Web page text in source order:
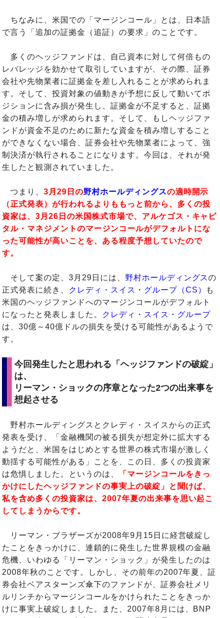
ちなみに、米国での「マージンコール」とは、日本語
で言う「追加の証拠金（追証）の要求」のことです。
多くのヘッジファンドは、自己資本に対して何倍もの
レバレッジを効かせて取引していますが、その際、証券
会社や先物業者に証拠金を差し入れることが求められま
す。そして、投資対象の値動きが予想に反して動いてポ
ジションに含み損が発生し、証拠金が不足すると、証拠
金の積み増しが求められます。そして、もしヘッジファ
ンドが資金不足のために新たな資金を積み増しすること
ができなくない場合、証券会社や先物業者によって、強
制決済が執行されることになります。今回は、それが発
生したと観測されていました。
つまり、3月29日の野村ホールディングスの適時開示
（正式発表）が行われるよりももっと前から、多くの投
資家は、3月26日の米国株式市場で、アルケゴス・キャピ
タル・マネジメントのマージンコールがデフォルトにな
った可能性が高いことを、ある程度予想していたので
す。
そして案の定、3月29日には、 野村ホールディングスの
正式発表に続き、
クレディ・スイス・グループ（CS）
も
米国のヘッジファンドへのマージンコールがデフォルト
になったと発表しました。
クレディ・スイス・グループ
は、30億～40億ドルの損失を受ける可能性があるようで
す。
今回発生したと思われる「ヘッジファンドの破綻」
は、
リーマン・ショックの序章となった2つの出来事を
想起させる
野村ホールディングスとクレディ・スイスからの正式
発表を受け、「金融機関の被る損失が想定外に拡大する
ようだと、米国をはじめとする世界の株式市場が激しく
動揺する可能性がある」ことを、この日、多くの投資家
は危惧しました。というのは、
「マージンコールをきっ
かけにしたヘッジファンドの事実上の破綻」と聞けば、
私を含め多くの投資家は、2007年夏の出来事を思い起こ
してしまうからです。
リーマン・ブラザーズが2008年9月15日に経営破綻し
たことをきっかけに、連鎖的に発生した世界規模の金融
危機、いわゆる「リーマン・ショック」が発生したのは
2008年秋のことです。しかし、その前年の2007年夏、証
券会社ベアスターンズ傘下のファンドが、証券会社メリ
ルリンチからマージンコールをかけられたことをきっか
けに事実上破綻しました。また、2007年8月には、BNP